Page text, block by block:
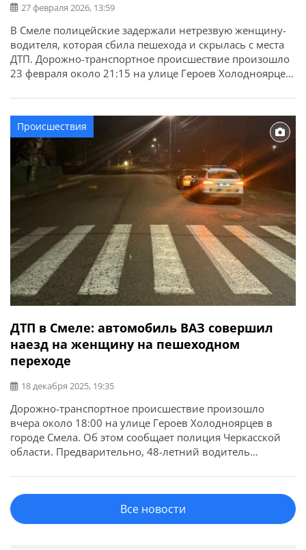
27 февраля 2026, 13:59
В Смеле полицейские задержали нетрезвую женщину-
водителя, которая сбила пешехода и скрылась с места
ДТП. Дорожно-транспортное происшествие произошло
23 февраля около 21:15 на улице Героев Холодноярцев
Предварительно, 39-летняя женщина-водитель
автомобиля Mercedes-Benz не выбрала безопасную
скорость движения и допустила наезд на пешехода,
который двигался по правой обочине дороги. […]
Происшествия
ДТП в Смеле: автомобиль ВАЗ совершил
наезд на женщину на пешеходном
переходе
18 декабря 2025, 19:35
Дорожно-транспортное происшествие произошло
вчера около 18:00 на улице Героев Холодноярцев в
городе Смела. Об этом сообщает полиция Черкасской
области. Предварительно, 48-летний водитель
пешехода, которая переходила дорогу по
нерегулируемому пешеходному переходу. 59-летнюю
пострадавшую с телесными повреждениями
госпитализировали в больницу. По факту ДТП сведения
Все новости